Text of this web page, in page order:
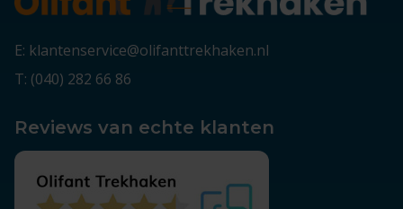
E: klantenservice@olifanttrekhaken.nl
T: (040) 282 66 86
Reviews van echte klanten